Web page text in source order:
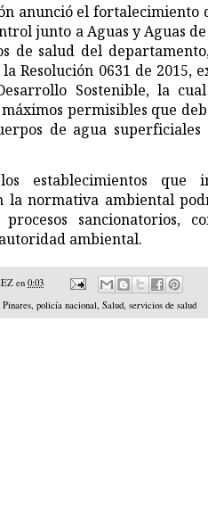
anunció el fortalecimiento
junto a Aguas y Aguas
de salud del
Resolución 0631 de 2015,
Sostenible, la
permisibles que
de agua superficiales
establecimientos que
la normativa ambiental
sancionatorios,
ambiental.
en 0:03
Pinares, policía nacional, Salud, servicios de salud